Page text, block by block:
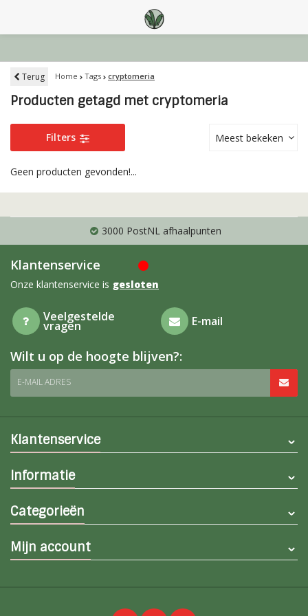
Terug Home Tags cryptomeria
Producten getagd met cryptomeria
Filters Meest bekeken
Geen producten gevonden!...
3000 PostNL afhaalpunten
Klantenservice
Onze klantenservice is gesloten
Veelgestelde
vragen E-mail
Wilt u op de hoogte blijven?:
E-MAIL ADRES
Klantenservice
Informatie
Categorieën
Mijn account